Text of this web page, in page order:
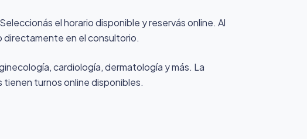
el horario disponible y reservás online. Al
directamente en el consultorio.
cardiología, dermatología y más. La
tienen turnos online disponibles.